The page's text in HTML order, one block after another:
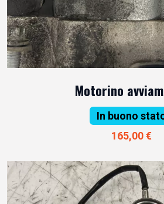
Motorino
In buono
165,00 €